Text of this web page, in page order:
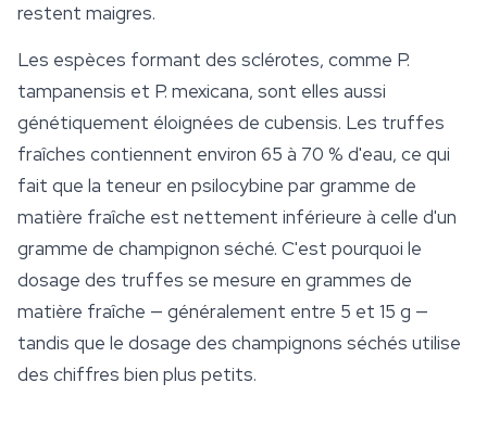
restent maigres.
Les espèces formant des sclérotes, comme P.
tampanensis et P. mexicana, sont elles aussi
génétiquement éloignées de cubensis. Les truffes
fraîches contiennent environ 65 à 70 % d'eau, ce qui
fait que la teneur en psilocybine par gramme de
matière fraîche est nettement inférieure à celle d'un
gramme de champignon séché. C'est pourquoi le
dosage des truffes se mesure en grammes de
matière fraîche — généralement entre 5 et 15 g —
tandis que le dosage des champignons séchés utilise
des chiffres bien plus petits.